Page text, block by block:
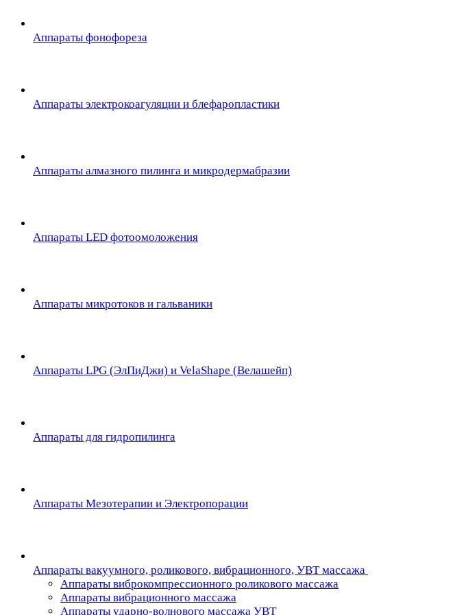
Аппараты фонофореза
Аппараты электрокоагуляции и блефаропластики
Аппараты алмазного пилинга и микродермабразии
Аппараты LED фотоомоложения
Аппараты микротоков и гальваники
Аппараты LPG (ЭлПиДжи) и VelaShape (Велашейп)
Аппараты для гидропилинга
Аппараты Мезотерапии и Электропорации
Аппараты вакуумного, роликового, вибрационного, УВТ массажа
Аппараты виброкомпрессионного роликового массажа
Аппараты вибрационного массажа
Аппараты ударно-волнового массажа УВТ